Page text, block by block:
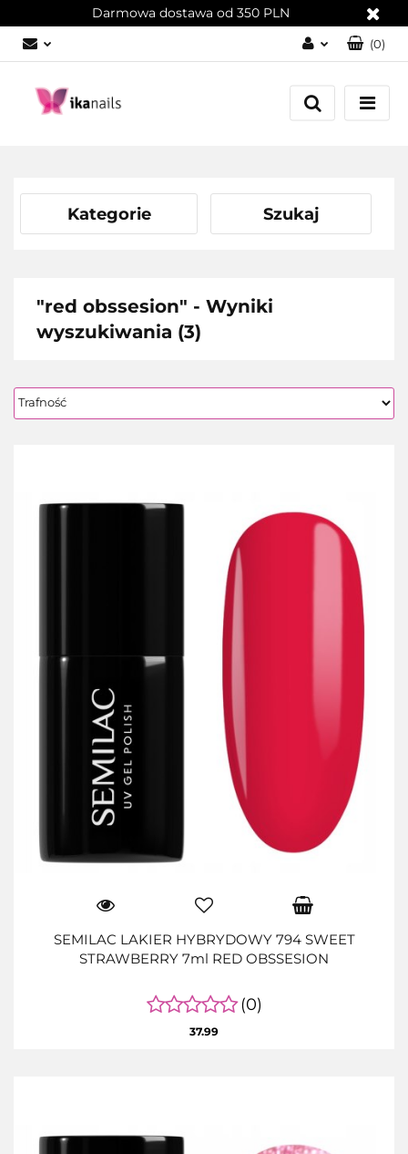
Darmowa dostawa od 350 PLN
Zaloguj się
Załóż konto
(0)
Kategorie Szukaj
"red obssesion" - Wyniki
wyszukiwania (3)
SEMILAC LAKIER HYBRYDOWY 794 SWEET
STRAWBERRY 7ml RED OBSSESION
(0)
37.99